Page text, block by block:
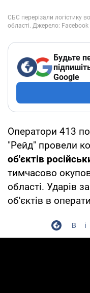
Будьте
Google
Оператори 413
"Рейд" провели
об'єктів
тимчасово
області. Ударів
об'єктів в